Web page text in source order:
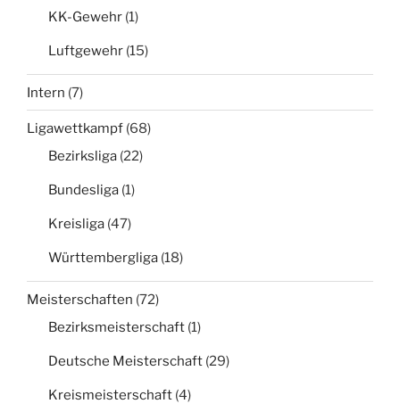
KK-Gewehr (1)
Luftgewehr (15)
Intern (7)
Ligawettkampf (68)
Bezirksliga (22)
Bundesliga (1)
Kreisliga (47)
Württembergliga (18)
Meisterschaften (72)
Bezirksmeisterschaft (1)
Deutsche Meisterschaft (29)
Kreismeisterschaft (4)